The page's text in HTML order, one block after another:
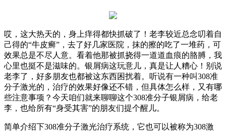
哎，这大热天的，身上痒得都快抓破了！老李较近总念叨着自
己得的“牛皮癣”，去了好几家医院，抹的擦的吃了一堆药，可
效果总是不尽人意。看着他那被抓挠得一道道血痕的胳膊，我
心里也挺不是滋味的。银屑病这玩意儿，真是让人糟心！别说
老李了，好多朋友也都被这东西困扰着。听说有一种叫308准
分子激光的，治疗的效果好像还不错，但具体怎么样，又有哪
些注意事项？今天咱们就来聊聊这个308准分子银屑病，给老
李，也给所有“身受其害”的朋友们提个醒儿。
简单介绍下308准分子激光治疗系统，它也可以被称为308激